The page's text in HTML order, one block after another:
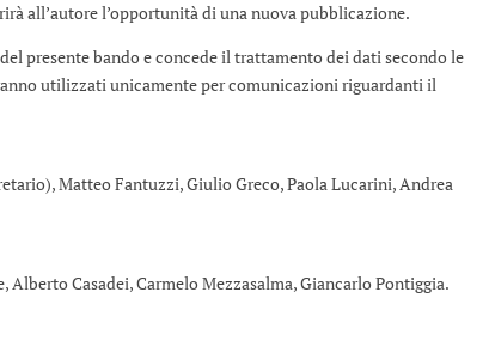
all’autore l’opportunità di una nuova pubblicazione.
presente bando e concede il trattamento dei dati secondo le
utilizzati unicamente per comunicazioni riguardanti il
Matteo Fantuzzi, Giulio Greco, Paola Lucarini, Andrea
Casadei, Carmelo Mezzasalma, Giancarlo Pontiggia.